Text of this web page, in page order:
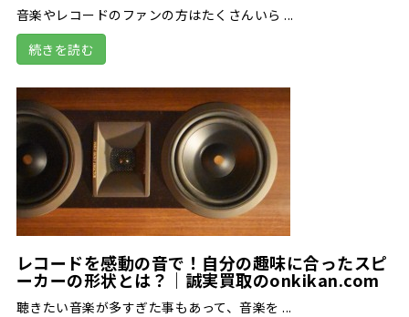
音楽やレコードのファンの方はたくさんいら ...
続きを読む
レコードを感動の音で！自分の趣味に合ったスピ
ーカーの形状とは？｜誠実買取のonkikan.com
聴きたい音楽が多すぎた事もあって、音楽を ...